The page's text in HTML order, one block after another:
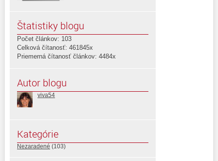
Štatistiky blogu
Počet článkov: 103
Celková čítanosť: 461845x
Priemerná čítanosť článkov: 4484x
Autor blogu
viva54
Kategórie
Nezaradené (103)